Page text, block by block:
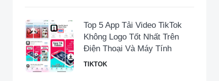
Top 5 App Tải Video TikTok
Không Logo Tốt Nhất Trên
Điện Thoại Và Máy Tính
TIKTOK